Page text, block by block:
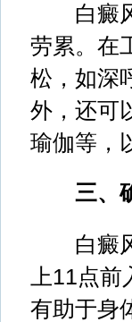
白癜风
劳累。在
松，如深
外，还可
瑜伽等，
三、确
白癜风
上11点
有助于身